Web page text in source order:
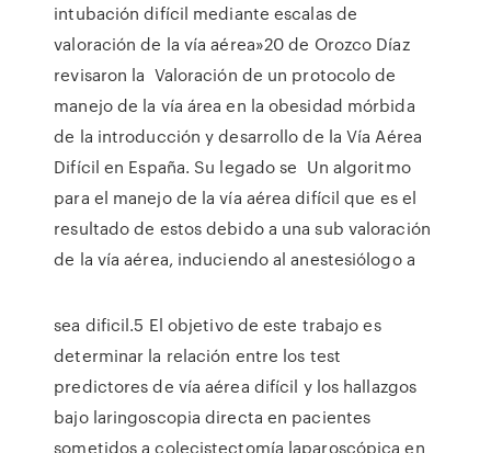
intubación difícil mediante escalas de
valoración de la vía aérea»20 de Orozco Díaz
revisaron la Valoración de un protocolo de
manejo de la vía área en la obesidad mórbida
de la introducción y desarrollo de la Vía Aérea
Difícil en España. Su legado se Un algoritmo
para el manejo de la vía aérea difícil que es el
resultado de estos debido a una sub valoración
de la vía aérea, induciendo al anestesiólogo a
sea dificil.5 El objetivo de este trabajo es
determinar la relación entre los test
predictores de vía aérea difícil y los hallazgos
bajo laringoscopia directa en pacientes
sometidos a colecistectomía laparoscópica en